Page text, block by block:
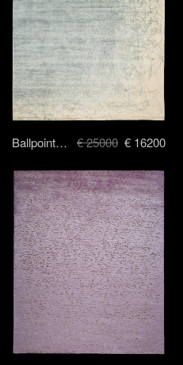
Ballpoint Art 4 - 250x300 cm € 25000 € 16200